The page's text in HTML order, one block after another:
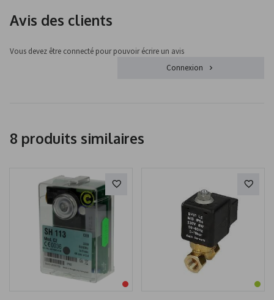
Avis des clients
Vous devez être connecté pour pouvoir écrire un avis
Connexion
8 produits similaires